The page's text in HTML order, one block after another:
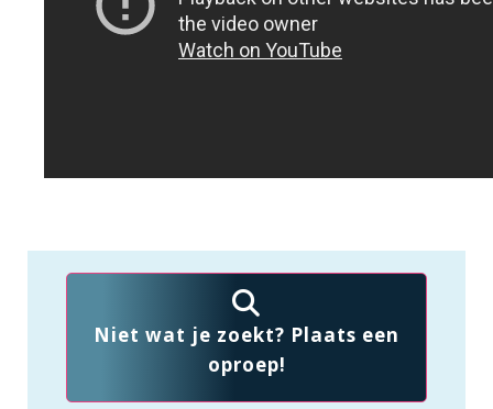
Niet wat je zoekt? Plaats een
oproep!